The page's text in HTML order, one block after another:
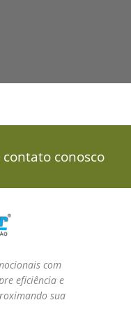
contato conosco
com
eficiência e
sua